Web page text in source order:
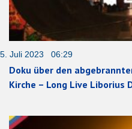
5. Juli 2023 06:29
Doku über den
Kirche – Long Live Liborius